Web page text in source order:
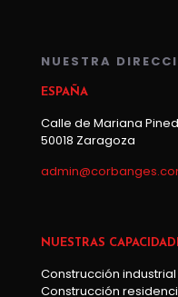
NUESTRA
ESPAÑA
Calle de Mariana
50018 Zaragoza
NUESTRAS
Construcción industrial
Construcción